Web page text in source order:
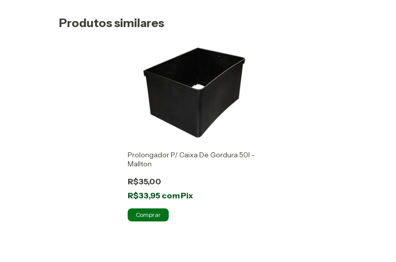
Produtos similares
Prolongador P/ Caixa De Gordura 50l -
Mallton
R$35,00
R$33,95 comPix